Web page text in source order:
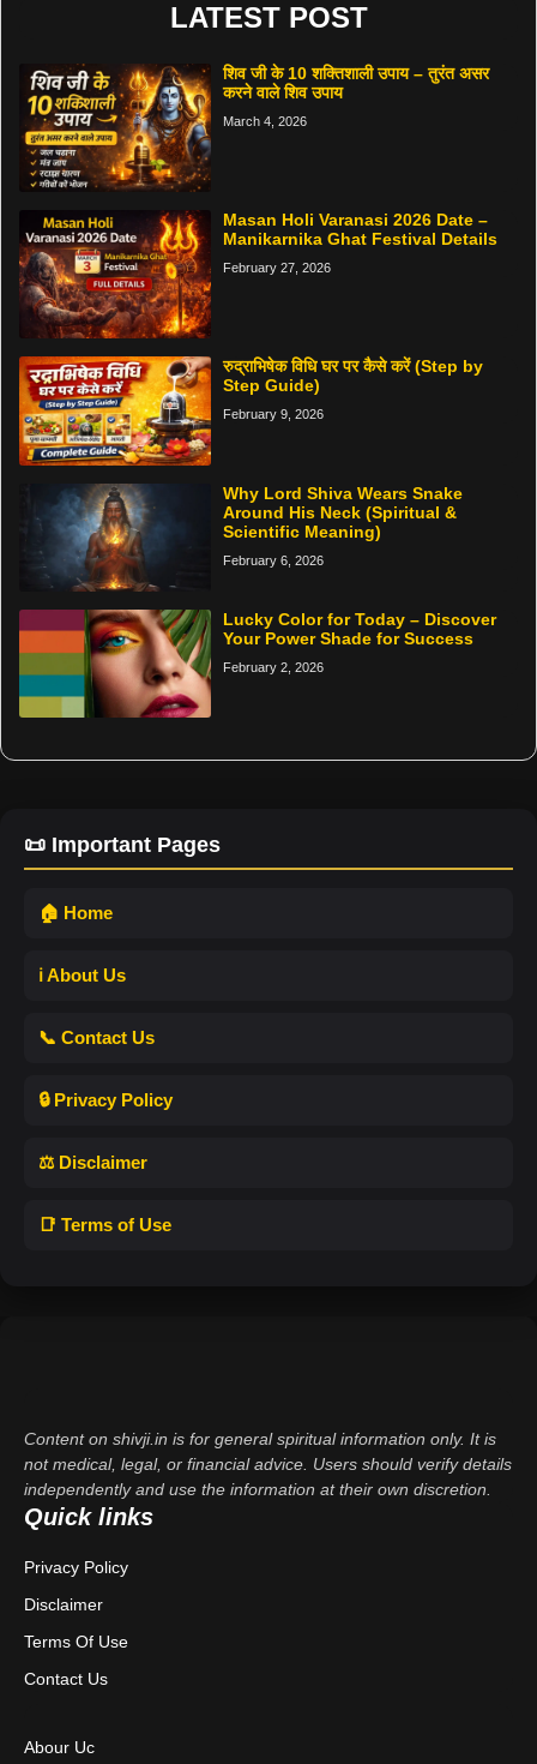
LATEST POST
शिव जी के 10 शक्तिशाली उपाय – तुरंत असर
करने वाले शिव उपाय
March 4, 2026
Masan Holi Varanasi 2026 Date –
Manikarnika Ghat Festival Details
February 27, 2026
रुद्राभिषेक विधि घर पर कैसे करें (Step by
Step Guide)
February 9, 2026
Why Lord Shiva Wears Snake
Around His Neck (Spiritual &
Scientific Meaning)
February 6, 2026
Lucky Color for Today – Discover
Your Power Shade for Success
February 2, 2026
📜 Important Pages
🏠 Home
ℹ️ About Us
📞 Contact Us
🔒 Privacy Policy
⚖️ Disclaimer
📑 Terms of Use
Content on shivji.in is for general spiritual information only. It is
not medical, legal, or financial advice. Users should verify details
independently and use the information at their own discretion.
Quick links
Privacy Policy
Disclaimer
Terms Of Use
Contact Us
Abour Uc